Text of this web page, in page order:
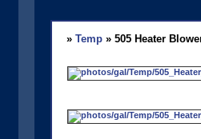
» Temp » 505 Heater